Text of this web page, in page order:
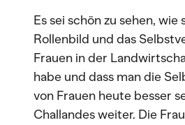
Es sei schön zu sehen, wie
Rollenbild und das
Frauen in der
habe und dass man die
von Frauen heute besser
Challandes weiter. Die